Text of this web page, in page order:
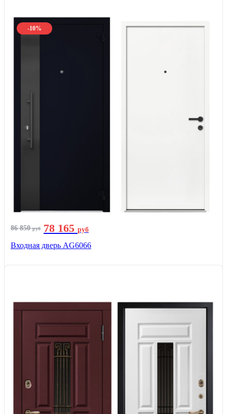
-10%
86 850руб 78 165 руб
Входная дверь AG6066